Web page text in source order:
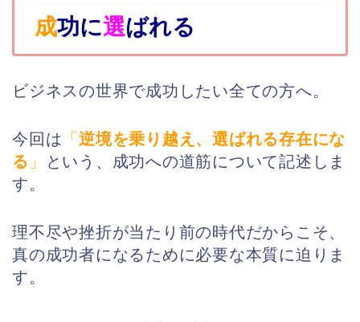
成功に選ばれる
ビジネスの世界で成功したい全ての方へ。
今回は 「逆境を乗り越え、選ばれる存在にな
る 」
という、成功への道筋について記述しま
す。
理不尽や挫折が当たり前の時代だからこそ、
真の成功者になるために必要な本質に迫りま
す。